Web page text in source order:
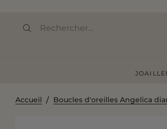
Accueil Boucles d'oreilles Angelica